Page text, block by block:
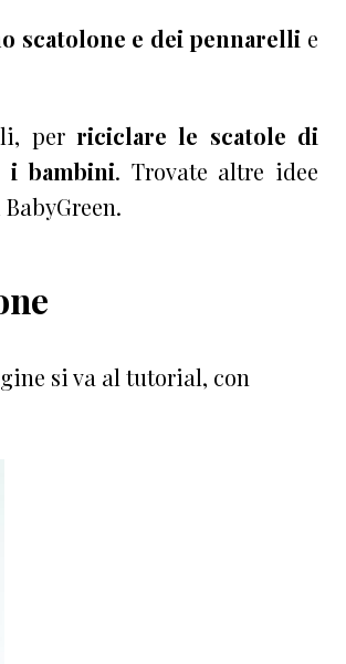
scatolone e dei pennarelli e
per riciclare le scatole di
i bambini. Trovate altre idee
BabyGreen.
si va al tutorial, con